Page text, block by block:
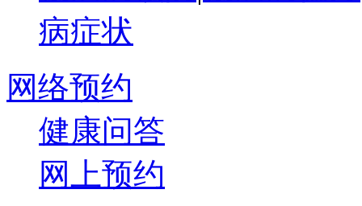
病症状
网络预约
健康问答
网上预约